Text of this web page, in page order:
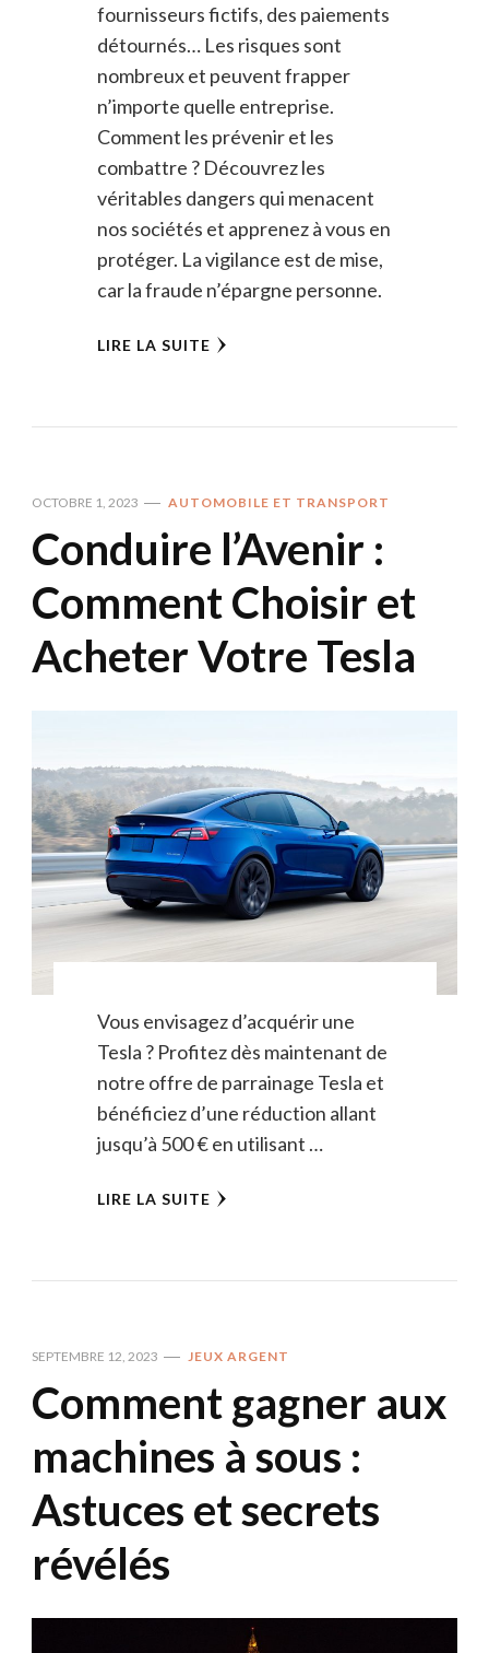
fournisseurs fictifs, des paiements
détournés… Les risques sont
nombreux et peuvent frapper
n’importe quelle entreprise.
Comment les prévenir et les
combattre ? Découvrez les
véritables dangers qui menacent
nos sociétés et apprenez à vous en
protéger. La vigilance est de mise,
car la fraude n’épargne personne.
LIRE LA SUITE
OCTOBRE 1, 2023 AUTOMOBILE ET TRANSPORT
Conduire l’Avenir :
Comment Choisir et
Acheter Votre Tesla
Vous envisagez d’acquérir une
Tesla ? Profitez dès maintenant de
notre offre de parrainage Tesla et
bénéficiez d’une réduction allant
jusqu’à 500 € en utilisant …
LIRE LA SUITE
SEPTEMBRE 12, 2023 JEUX ARGENT
Comment gagner aux
machines à sous :
Astuces et secrets
révélés